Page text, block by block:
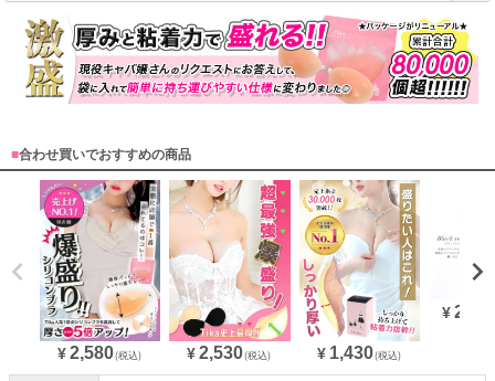
)
■合わせ買いでおすすめの商品
¥ 2,580(税込) ¥ 2,530(税込) ¥ 1,430(税込)
¥